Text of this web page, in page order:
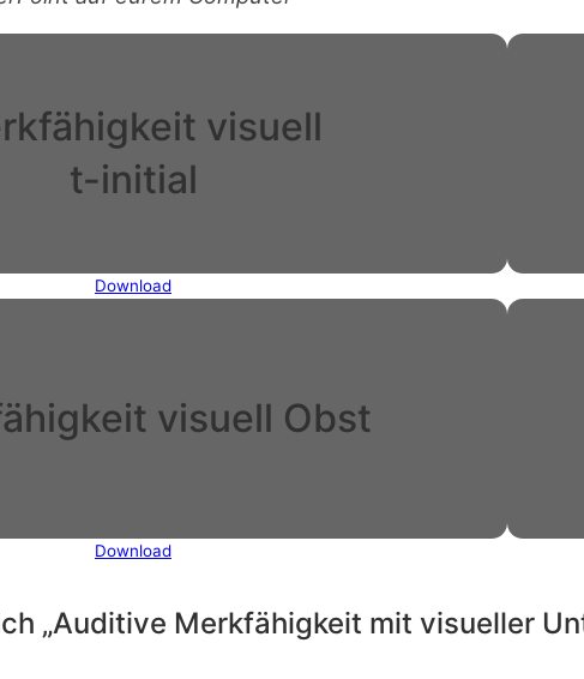
visuell
t-initial
Download
visuell Obst
Download
„Auditive Merkfähigkeit mit visueller